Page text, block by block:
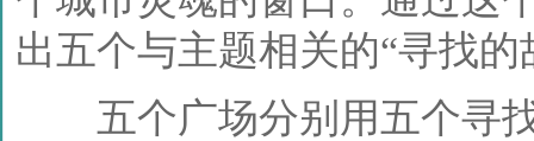
出五个与主题相关的“寻找的
五个广场分别用五个寻找